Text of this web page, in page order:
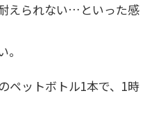
えられない…といった感
ペットボトル1本で、1時